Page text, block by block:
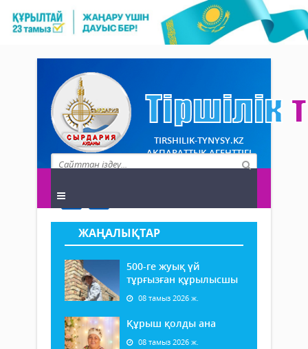
TIRSHILIK-TYNYSY.KZ
АҚПАРАТТЫҚ АГЕНТТІГІ
ЖАҢАЛЫҚТАР
500-ге жуық үй
тұрғызған құрылысшы
08 тамыз 2026 ж.
Құрыш қолды ана
08 тамыз 2026 ж.